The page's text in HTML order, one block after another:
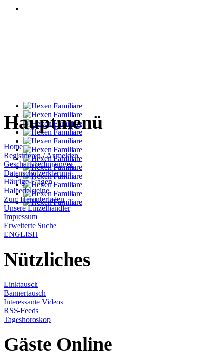
Hauptmenü
Home
Registrieren / Anmelden
Geschäftsbedingungen
Datenschutzerklärung
Häufige Fragen
Halbedelsteine
Zum Herunterladen
Unsere Einzelhändler
Impressum
Erweiterte Suche
ENGLISH
Nützliches
Linktausch
Bannertausch
Interessante Videos
RSS-Feeds
Tageshoroskop
Gäste Online